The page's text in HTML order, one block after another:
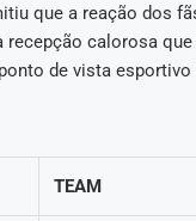
que a reação dos
calorosa
de vista
TEAM